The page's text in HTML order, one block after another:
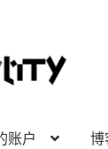
账户 博